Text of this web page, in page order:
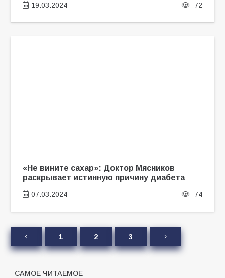
19.03.2024 72
«Не вините сахар»: Доктор Мясников
раскрывает истинную причину диабета
07.03.2024 74
1 2 3
САМОЕ ЧИТАЕМОЕ